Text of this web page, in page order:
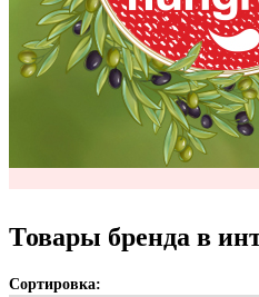
Товары бренда в
Сортировка: